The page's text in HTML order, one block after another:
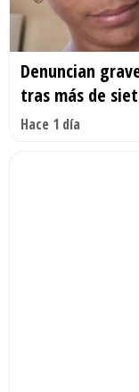
Denuncian
tras más de
Hace 1 día